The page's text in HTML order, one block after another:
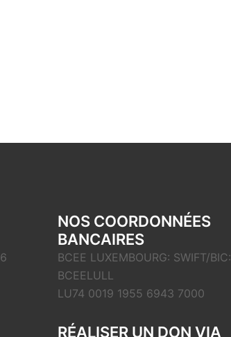
NOS COORDONNÉES
BANCAIRES
BCEE LUXEMBOURG: SWIFT/BIC:
BCEELULL
LU74 0019 1955 6943 7000
RÉALISER UN DON VIA